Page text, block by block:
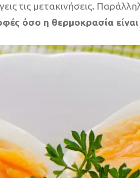
τις μετακινήσεις.
όσο η θερμοκρασία